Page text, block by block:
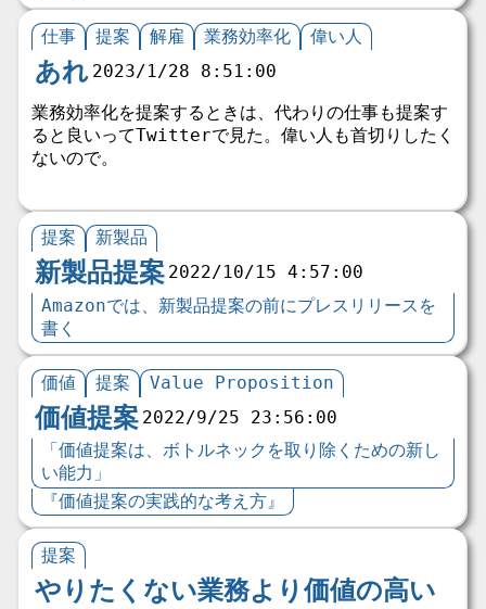
仕事 提案 解雇 業務効率化 偉い人
あれ 2023/1/28 8:51:00
業務効率化を提案するときは、代わりの仕事も提案す
ると良いってTwitterで見た。偉い人も首切りしたく
ないので。
提案 新製品
新製品提案 2022/10/15 4:57:00
Amazonでは、新製品提案の前にプレスリリースを
書く
価値 提案 Value Proposition
価値提案 2022/9/25 23:56:00
「価値提案は、ボトルネックを取り除くための新し
い能力」
『価値提案の実践的な考え方』
提案
やりたくない業務より価値の高い